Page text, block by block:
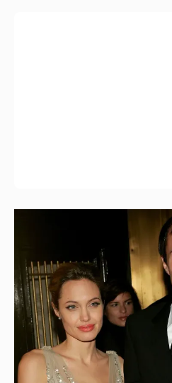
53-летний брат
совершил каминг-аут*
женой
7